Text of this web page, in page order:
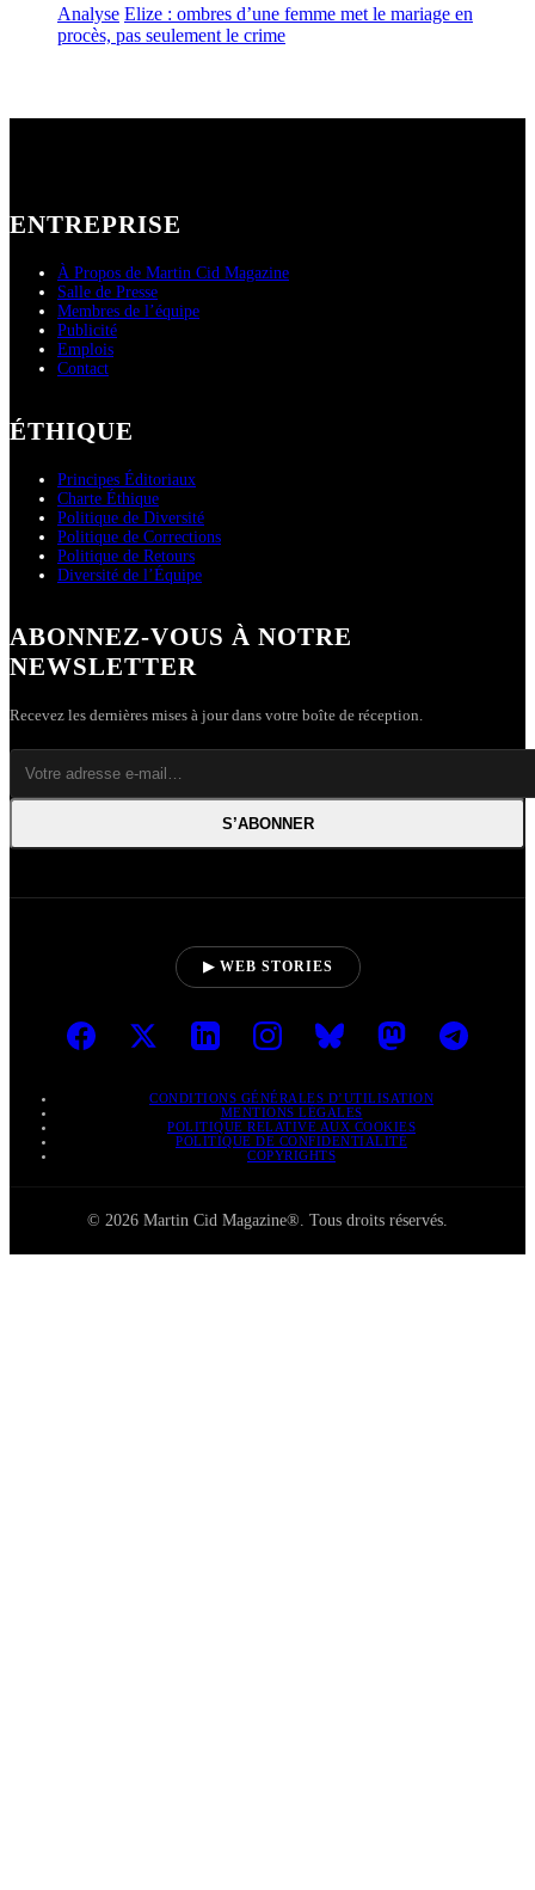
Analyse Elize : ombres d’une femme met le mariage en
procès, pas seulement le crime
ENTREPRISE
À Propos de Martin Cid Magazine
Salle de Presse
Membres de l’équipe
Publicité
Emplois
Contact
ÉTHIQUE
Principes Éditoriaux
Charte Éthique
Politique de Diversité
Politique de Corrections
Politique de Retours
Diversité de l’Équipe
ABONNEZ-VOUS À NOTRE
NEWSLETTER
Recevez les dernières mises à jour dans votre boîte de réception.
S’ABONNER
▶ WEB STORIES
CONDITIONS GÉNÉRALES D’UTILISATION
MENTIONS LÉGALES
POLITIQUE RELATIVE AUX COOKIES
POLITIQUE DE CONFIDENTIALITÉ
COPYRIGHTS
© 2026 Martin Cid Magazine®. Tous droits réservés.